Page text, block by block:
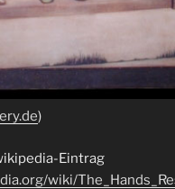
)
Eintrag
wiki/